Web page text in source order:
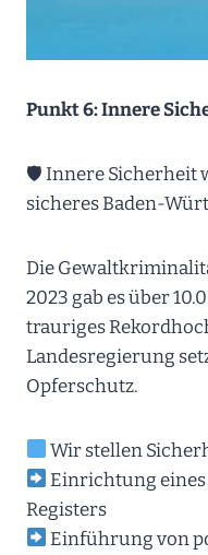
Punkt 6: Innere
🛡 Innere Sicherheit
sicheres Baden-
Die
2023 gab es über
trauriges
Landesregierung
Opferschutz.
Wir stellen
Einrichtung
Registers
Einführung von